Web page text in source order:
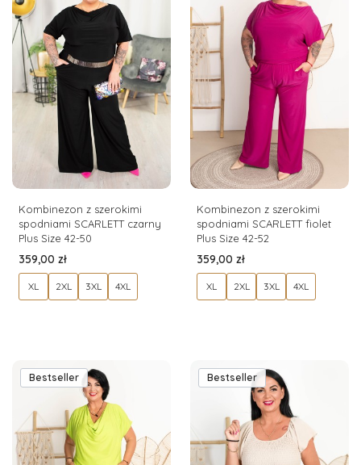
Kombinezon z szerokimi
spodniami SCARLETT czarny
Plus Size 42-50
Cena
359,00 zł
XL 2XL 3XL 4XL
Kombinezon z szerokimi
spodniami SCARLETT fiolet
Plus Size 42-52
Cena
359,00 zł
XL 2XL 3XL 4XL
Bestseller Bestseller